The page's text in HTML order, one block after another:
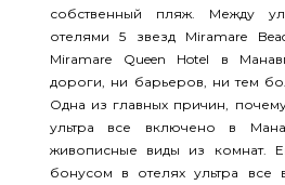
собственный пляж. Между
отелями 5 звезд Miramare
Miramare Queen Hotel в
дороги, ни барьеров, ни тем
Одна из главных причин,
ультра все включено в
живописные виды из комнат.
бонусом в отелях ультра все